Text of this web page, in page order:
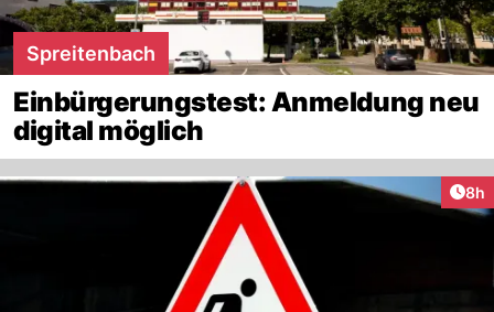
Spreitenbach
Einbürgerungstest: Anmeldung neu
digital möglich
8h